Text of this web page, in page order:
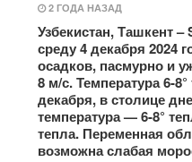
2 ГОДА НАЗАД
Узбекистан, Ташкент
среду 4 декабря 2024
осадков, пасмурно и
8 м/с. Температура 6-
декабря, в столице
температура — 6-8°
тепла. Переменная
возможна слабая